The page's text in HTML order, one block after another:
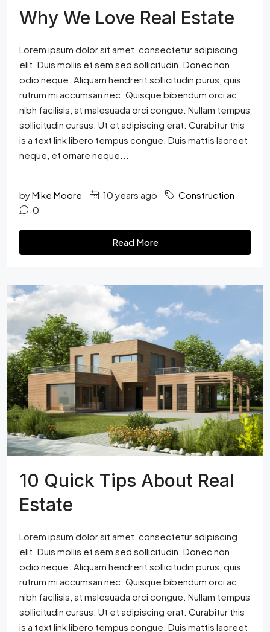
Why We Love Real Estate
Lorem ipsum dolor sit amet, consectetur adipiscing
elit. Duis mollis et sem sed sollicitudin. Donec non
odio neque. Aliquam hendrerit sollicitudin purus, quis
rutrum mi accumsan nec. Quisque bibendum orci ac
nibh facilisis, at malesuada orci congue. Nullam tempus
sollicitudin cursus. Ut et adipiscing erat. Curabitur this
is a text link libero tempus congue. Duis mattis laoreet
neque, et ornare neque...
byMike Moore 10 years ago
Construction
0
Read More
10 Quick Tips About Real
Estate
Lorem ipsum dolor sit amet, consectetur adipiscing
elit. Duis mollis et sem sed sollicitudin. Donec non
odio neque. Aliquam hendrerit sollicitudin purus, quis
rutrum mi accumsan nec. Quisque bibendum orci ac
nibh facilisis, at malesuada orci congue. Nullam tempus
sollicitudin cursus. Ut et adipiscing erat. Curabitur this
is a text link libero tempus congue. Duis mattis laoreet